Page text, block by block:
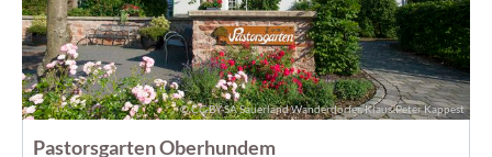
© CC-BY-SA Sauerland Wanderdörfer, Klaus-Peter Kappest
Pastorsgarten Oberhundem